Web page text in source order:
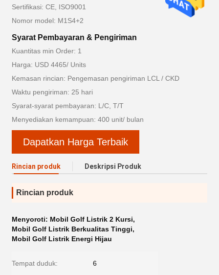
Sertifikasi: CE, ISO9001
Nomor model: M1S4+2
Syarat Pembayaran & Pengiriman
Kuantitas min Order: 1
Harga: USD 4465/ Units
Kemasan rincian: Pengemasan pengiriman LCL / CKD
Waktu pengiriman: 25 hari
Syarat-syarat pembayaran: L/C, T/T
Menyediakan kemampuan: 400 unit/ bulan
Dapatkan Harga Terbaik
Rincian produk Deskripsi Produk
Rincian produk
Menyoroti: Mobil Golf Listrik 2 Kursi,
Mobil Golf Listrik Berkualitas Tinggi,
Mobil Golf Listrik Energi Hijau
Tempat duduk: 6